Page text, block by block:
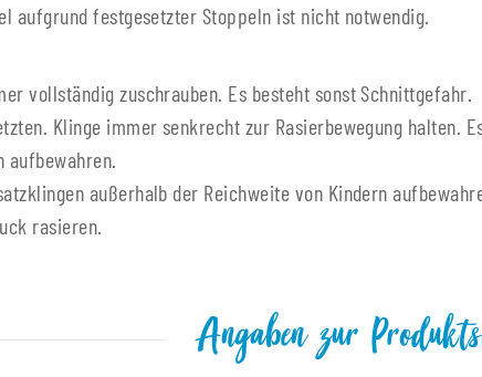
aufgrund festgesetzter Stoppeln ist nicht notwendig.
vollständig zuschrauben. Es besteht sonst Schnittgefahr.
Klinge immer senkrecht zur Rasierbewegung halten.
aufbewahren.
außerhalb der Reichweite von Kindern
rasieren.
Angaben zur